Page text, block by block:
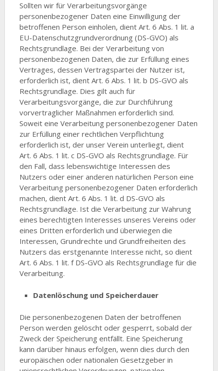
Sollten wir für Verarbeitungsvorgänge
personenbezogener Daten eine Einwilligung der
betroffenen Person einholen, dient Art. 6 Abs. 1 lit. a
EU-Datenschutzgrundverordnung (DS-GVO) als
Rechtsgrundlage. Bei der Verarbeitung von
personenbezogenen Daten, die zur Erfüllung eines
Vertrages, dessen Vertragspartei der Nutzer ist,
erforderlich ist, dient Art. 6 Abs. 1 lit. b DS-GVO als
Rechtsgrundlage. Dies gilt auch für
Verarbeitungsvorgänge, die zur Durchführung
vorvertraglicher Maßnahmen erforderlich sind.
Soweit eine Verarbeitung personenbezogener Daten
zur Erfüllung einer rechtlichen Verpflichtung
erforderlich ist, der unser Verein unterliegt, dient
Art. 6 Abs. 1 lit. c DS-GVO als Rechtsgrundlage. Für
den Fall, dass lebenswichtige Interessen des
Nutzers oder einer anderen natürlichen Person eine
Verarbeitung personenbezogener Daten erforderlich
machen, dient Art. 6 Abs. 1 lit. d DS-GVO als
Rechtsgrundlage. Ist die Verarbeitung zur Wahrung
eines berechtigten Interesses unseres Vereins oder
eines Dritten erforderlich und überwiegen die
Interessen, Grundrechte und Grundfreiheiten des
Nutzers das erstgenannte Interesse nicht, so dient
Art. 6 Abs. 1 lit. f DS-GVO als Rechtsgrundlage für die
Verarbeitung.
Datenlöschung und Speicherdauer
Die personenbezogenen Daten der betroffenen
Person werden gelöscht oder gesperrt, sobald der
Zweck der Speicherung entfällt. Eine Speicherung
kann darüber hinaus erfolgen, wenn dies durch den
europäischen oder nationalen Gesetzgeber in